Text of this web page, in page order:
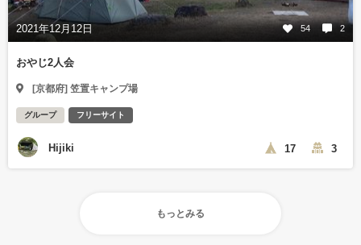
2021年12月12日 54 2
おやじ2人会
[京都府] 笠置キャンプ場
グループ フリーサイト
Hijiki 17 3
もっとみる